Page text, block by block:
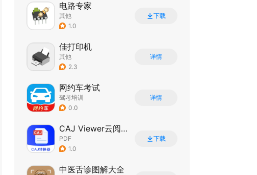
电路专家
其他
1.0
下载
佳打印机
其他
2.3
详情
网约车考试
驾考培训
0.0
详情
CAJ Viewer云阅读器
PDF
1.0
下载
中医舌诊图解大全